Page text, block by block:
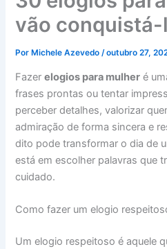
vão conquistá-
PorMichele Azevedo /outubro 27,
Fazerelogios para mulher é
frases prontas ou tentar
perceber detalhes, valorizar
admiração de forma sincera e
dito pode transformar o dia de
está em escolher palavras que
cuidado.
Como fazer um elogio
Um elogio respeitoso é aquele